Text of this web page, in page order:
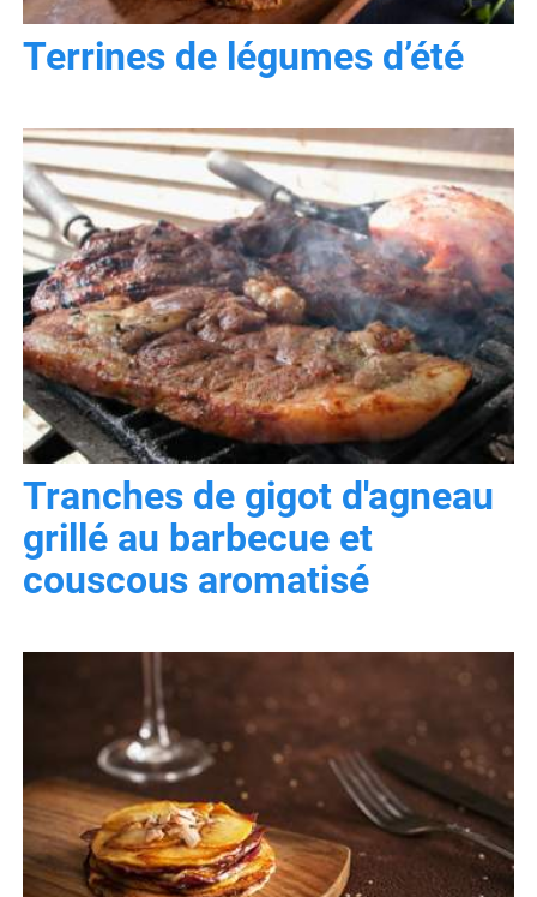
Terrines de légumes d’été
Tranches de gigot d'agneau
grillé au barbecue et
couscous aromatisé